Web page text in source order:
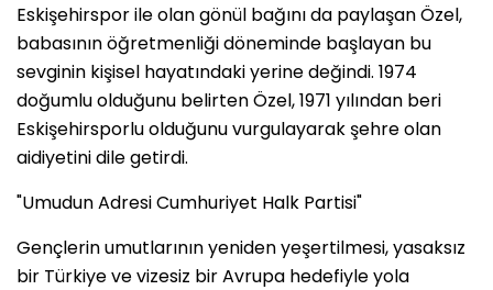
​Eskişehirspor ile olan gönül bağını da paylaşan Özel,
babasının öğretmenliği döneminde başlayan bu
sevginin kişisel hayatındaki yerine değindi. 1974
doğumlu olduğunu belirten Özel, 1971 yılından beri
Eskişehirsporlu olduğunu vurgulayarak şehre olan
aidiyetini dile getirdi.
​"Umudun Adresi Cumhuriyet Halk Partisi"
​Gençlerin umutlarının yeniden yeşertilmesi, yasaksız
bir Türkiye ve vizesiz bir Avrupa hedefiyle yola